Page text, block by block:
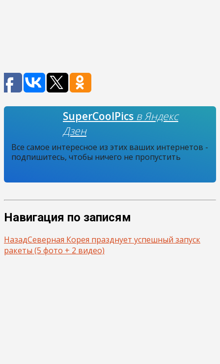
SuperCoolPics в Яндекс
Дзен
Все самое интересное из этих ваших интернетов -
подпишитесь, чтобы ничего не пропустить
Навигация по записям
НазадСеверная Корея празднует успешный запуск
ракеты (5 фото + 2 видео)